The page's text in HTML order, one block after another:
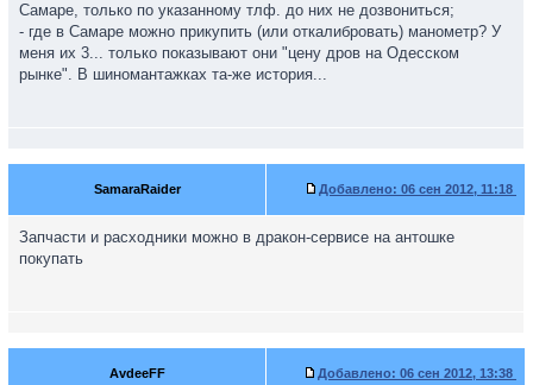
Самаре, только по указанному тлф. до них не дозвониться;
- где в Самаре можно прикупить (или откалибровать) манометр? У
меня их 3... только показывают они "цену дров на Одесском
рынке". В шиномантажках та-же история...
SamaraRaider Добавлено: 06 сен 2012, 11:18
Запчасти и расходники можно в дракон-сервисе на антошке
покупать
AvdeeFF Добавлено: 06 сен 2012, 13:38